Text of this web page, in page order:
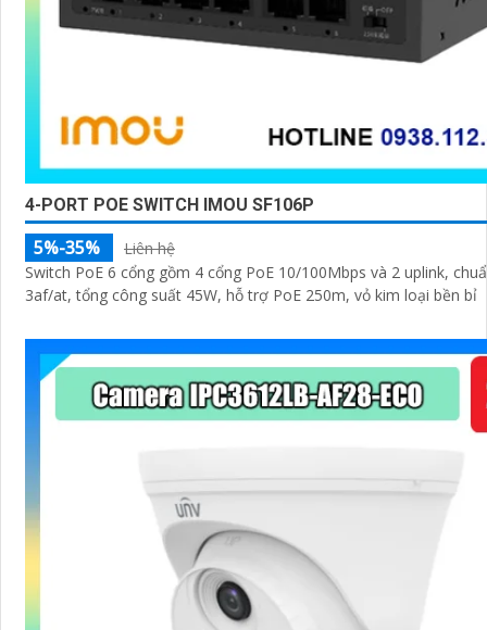
4-PORT POE SWITCH IMOU SF106P
5%-35%
Liên hệ
Switch PoE 6 cổng gồm 4 cổng PoE 10/100Mbps và 2 uplink,
3af/at, tổng công suất 45W, hỗ trợ PoE 250m, vỏ kim loại bền bỉ